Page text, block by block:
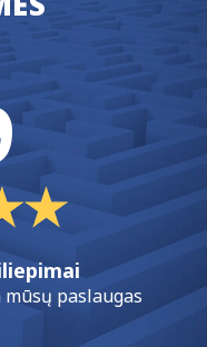
paslaugas